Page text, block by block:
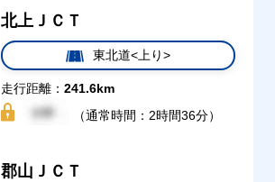
北上ＪＣＴ
東北道<上り>
走行距離： 241.6km
（通常時間：2時間36分）
郡山ＪＣＴ